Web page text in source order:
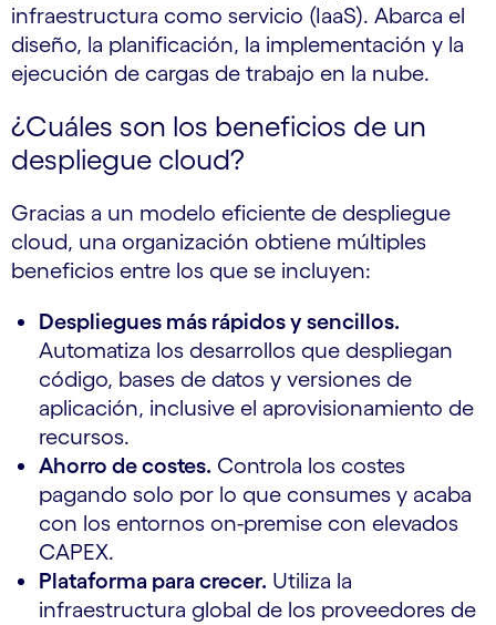
infraestructura como servicio (IaaS). Abarca el
diseño, la planificación, la implementación y la
ejecución de cargas de trabajo en la nube.
¿Cuáles son los beneficios de un
despliegue cloud?
Gracias a un modelo eficiente de despliegue
cloud, una organización obtiene múltiples
beneficios entre los que se incluyen:
Despliegues más rápidos y sencillos.
Automatiza los desarrollos que despliegan
código, bases de datos y versiones de
aplicación, inclusive el aprovisionamiento de
recursos.
Ahorro de costes. Controla los costes
pagando solo por lo que consumes y acaba
con los entornos on-premise con elevados
CAPEX.
Plataforma para crecer. Utiliza la
infraestructura global de los proveedores de